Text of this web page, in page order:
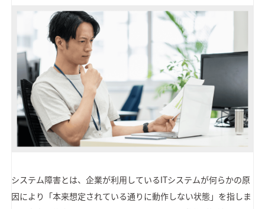
システム障害とは、企業が利用しているITシステムが何らかの原
因により「本来想定されている通りに動作しない状態」を指しま